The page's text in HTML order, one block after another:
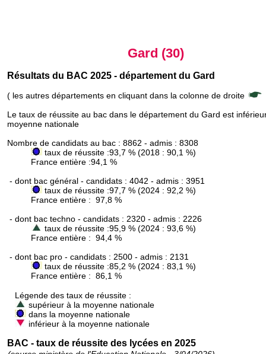
Gard (30)
Résultats du BAC 2025 - département du Gard
( les autres départements en cliquant dans la colonne de droite
Le taux de réussite au bac dans le département du Gard est
moyenne nationale
Nombre de candidats au bac : 8862 - admis : 8308
taux de réussite :93,7 % (2018 : 90,1 %)
France entière :94,1 %
- dont bac général - candidats : 4042 - admis : 3951
taux de réussite :97,7 % (2024 : 92,2 %)
France entière : 97,8 %
- dont bac techno - candidats : 2320 - admis : 2226
taux de réussite :95,9 % (2024 : 93,6 %)
France entière : 94,4 %
- dont bac pro - candidats : 2500 - admis : 2131
taux de réussite :85,2 % (2024 : 83,1 %)
France entière : 86,1 %
Légende des taux de réussite :
supérieur à la moyenne nationale
dans la moyenne nationale
inférieur à la moyenne nationale
BAC - taux de réussite des lycées en 2025